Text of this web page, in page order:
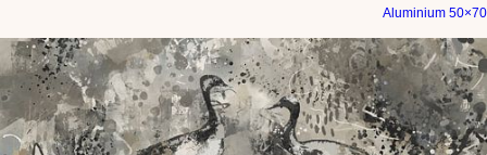
Aluminium 50×70